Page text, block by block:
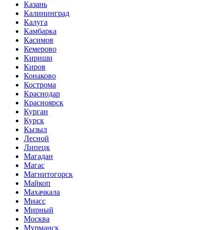
Казань
Калининград
Калуга
Камбарка
Касимов
Кемерово
Кириши
Киров
Конаково
Кострома
Краснодар
Красноярск
Курган
Курск
Кызыл
Лесной
Липецк
Магадан
Магас
Магнитогорск
Майкоп
Махачкала
Миасс
Мирный
Москва
Мурманск